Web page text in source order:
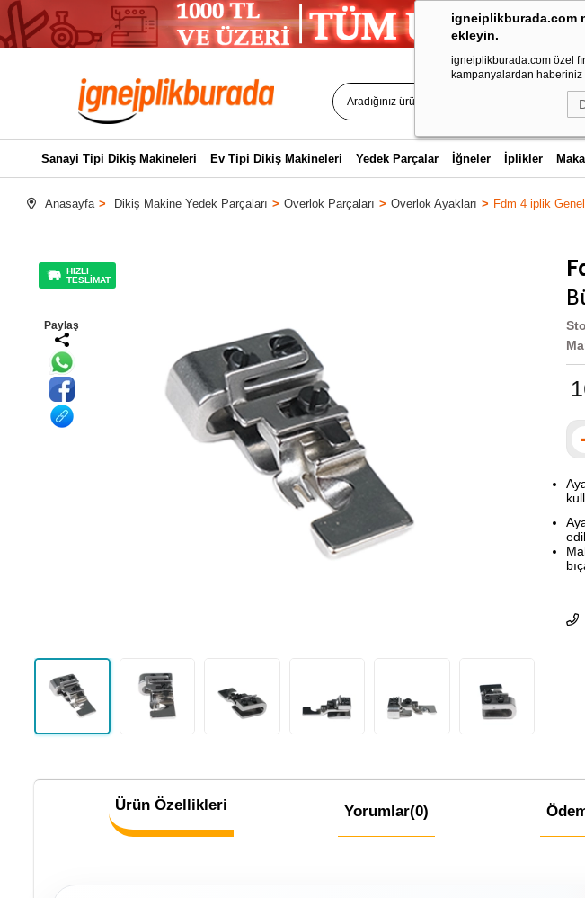
igneiplikburada.com
ekleyin.
igneiplikburada.com özel
kampanyalardan
Sanayi Tipi Dikiş Makineleri Ev Tipi Dikiş Makineleri Yedek Parçalar İğneler İplikler
Anasayfa Dikiş Makine Yedek Parçaları Overlok Parçaları Overlok Ayakları Fdm 4 iplik
HIZLI
TESLİMAT
Paylaş
Ürün Özellikleri Yorumlar(0)